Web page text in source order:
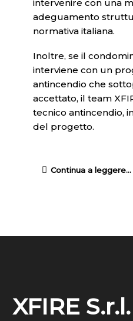
intervenire con una
adeguamento
normativa italiana.
Inoltre, se il
interviene con un
antincendio che
accettato, il team
tecnico antincendio,
del progetto.
Continua a leggere...
XFIRE S.r.l.